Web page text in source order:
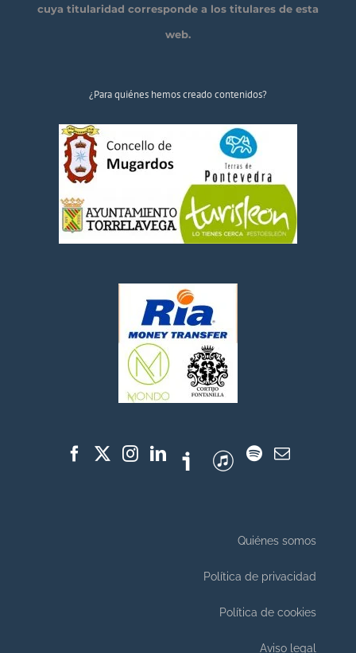
cuya titularidad corresponde a los titulares de esta
web.
¿Para quiénes hemos creado contenidos?
Quiénes somos
Política de privacidad
Política de cookies
Aviso legal